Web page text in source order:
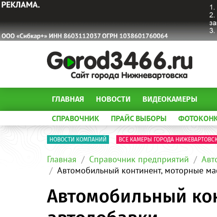
ГЛАВНАЯ НОВОСТИ ВИДЕОКАМЕРЫ
СПРАВОЧНИК ПРАЙС ВЫБОРЫ
НОВОСТИ КОМПАНИЙ ВСЕ КАМЕРЫ ГОРОДА
Главная Справочник предприятий
Автомобильный континент, моторные
Автомобильный